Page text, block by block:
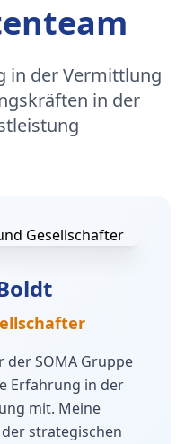
in der Vermittlung
in der
der SOMA Gruppe
Erfahrung in der
mit. Meine
strategischen